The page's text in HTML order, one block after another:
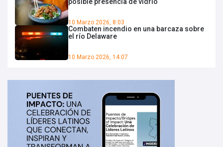
posible presencia de vidrio
10 Marzo 2026, 8:03
Combaten incendio en una barcaza sobre
el río Delaware
10 Marzo 2026, 14:07